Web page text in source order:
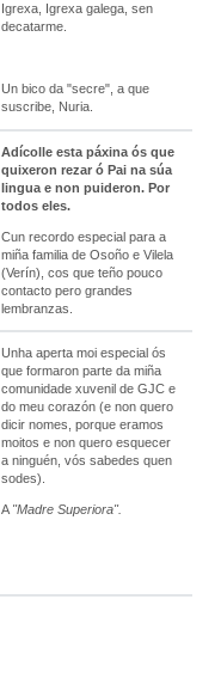
Igrexa, Igrexa galega, sen
decatarme.
Un bico da "secre", a que
suscribe, Nuria.
Adícolle esta páxina ós que
quixeron rezar ó Pai na súa
lingua e non puideron. Por
todos eles.
Cun recordo especial para a
miña familia de Osoño e Vilela
(Verín), cos que teño pouco
contacto pero grandes
lembranzas.
Unha aperta moi especial ós
que formaron parte da miña
comunidade xuvenil de GJC e
do meu corazón (e non quero
dicir nomes, porque eramos
moitos e non quero esquecer
a ninguén, vós sabedes quen
sodes).
A "Madre Superiora".